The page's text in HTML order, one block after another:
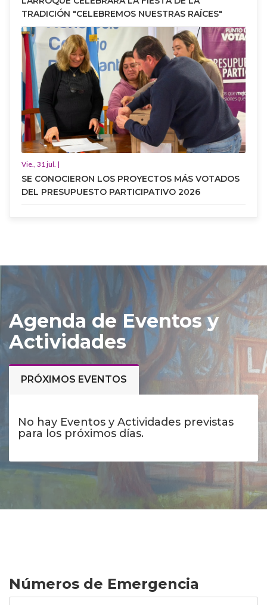
TRADICIÓN "CELEBREMOS NUESTRAS RAÍCES"
Vie., 31 jul. |
SE CONOCIERON LOS PROYECTOS MÁS VOTADOS
DEL PRESUPUESTO PARTICIPATIVO 2026
Agenda de Eventos y
Actividades
PRÓXIMOS EVENTOS
No hay Eventos y Actividades previstas
para los próximos días.
Números de Emergencia